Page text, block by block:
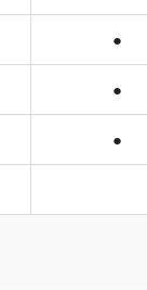
●
●
●